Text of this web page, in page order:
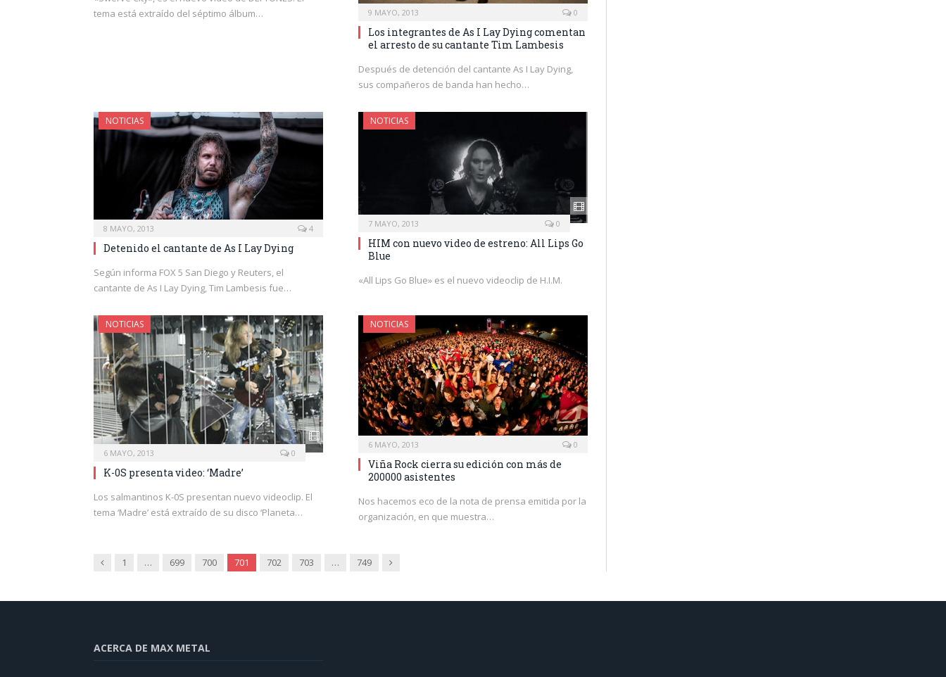
tema está extraído del séptimo álbum…
9 MAYO, 2013 0
Los integrantes de As I Lay Dying comentan
el arresto de su cantante Tim Lambesis
Después de detención del cantante As I Lay Dying,
sus compañeros de banda han hecho…
NOTICIAS
8 MAYO, 2013 4
Detenido el cantante de As I Lay Dying
Según informa FOX 5 San Diego y Reuters, el
cantante de As I Lay Dying, Tim Lambesis fue…
NOTICIAS
7 MAYO, 2013 0
HIM con nuevo video de estreno: All Lips Go
Blue
«All Lips Go Blue» es el nuevo videoclip de H.I.M.
NOTICIAS
6 MAYO, 2013 0
K-0S presenta video: ‘Madre’
Los salmantinos K-0S presentan nuevo videoclip. El
tema ‘Madre’ está extraído de su disco ‘Planeta…
NOTICIAS
6 MAYO, 2013 0
Viña Rock cierra su edición con más de
200000 asistentes
Nos hacemos eco de la nota de prensa emitida por la
organización, en que muestra…
Anterior
1 … 699 700 701 702 703 … 749 Siguiente
ACERCA DE MAX METAL